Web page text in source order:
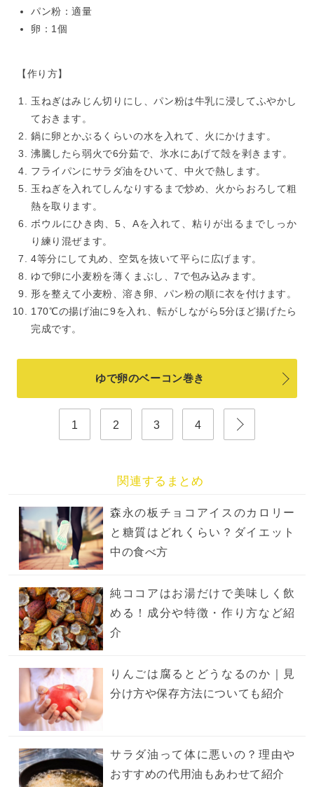
パン粉：適量
卵：1個
【作り方】
玉ねぎはみじん切りにし、パン粉は牛乳に浸してふやかし
ておきます。
鍋に卵とかぶるくらいの水を入れて、火にかけます。
沸騰したら弱火で6分茹で、氷水にあげて殻を剥きます。
フライパンにサラダ油をひいて、中火で熱します。
玉ねぎを入れてしんなりするまで炒め、火からおろして粗
熱を取ります。
ボウルにひき肉、5、Aを入れて、粘りが出るまでしっか
り練り混ぜます。
4等分にして丸め、空気を抜いて平らに広げます。
ゆで卵に小麦粉を薄くまぶし、7で包み込みます。
形を整えて小麦粉、溶き卵、パン粉の順に衣を付けます。
170℃の揚げ油に9を入れ、転がしながら5分ほど揚げたら
完成です。
ゆで卵のベーコン巻き
1 2 3 4
関連するまとめ
森永の板チョコアイスのカロリー
と糖質はどれくらい？ダイエット
中の食べ方
純ココアはお湯だけで美味しく飲
める！成分や特徴・作り方など紹
介
りんごは腐るとどうなるのか｜見
分け方や保存方法についても紹介
サラダ油って体に悪いの？理由や
おすすめの代用油もあわせて紹介